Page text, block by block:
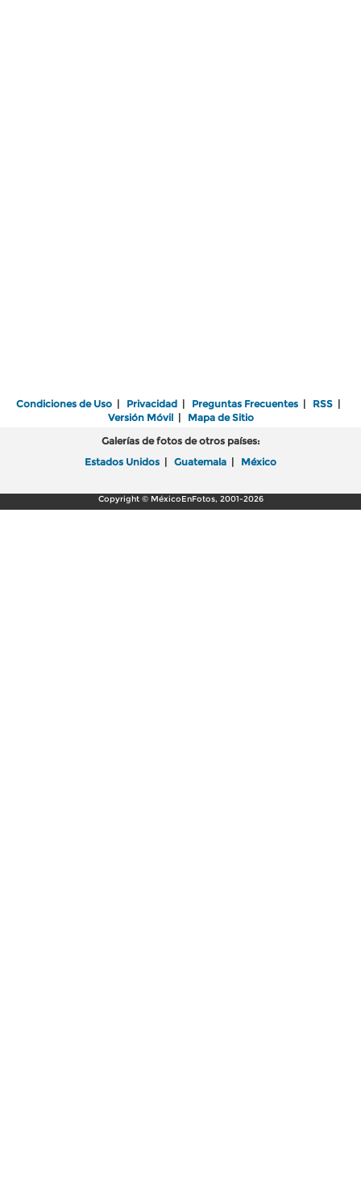
Condiciones de Uso | Privacidad | Preguntas Frecuentes | RSS |
Versión Móvil| Mapa de Sitio
Galerías de fotos de otros países:
Estados Unidos | Guatemala | México
Copyright © MéxicoEnFotos, 2001-2026